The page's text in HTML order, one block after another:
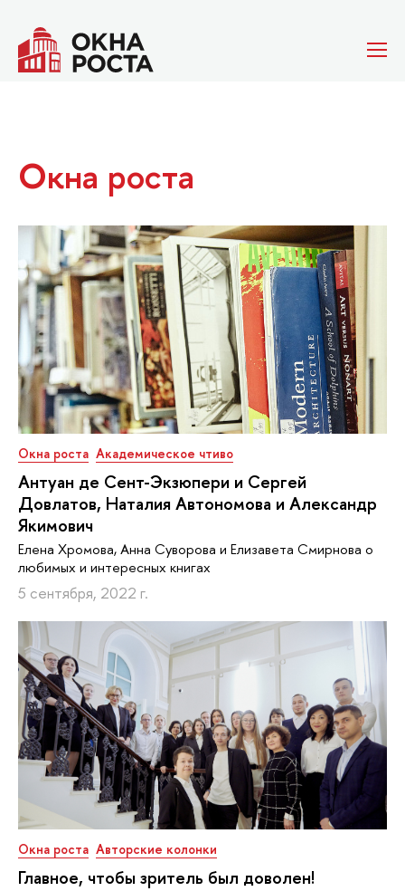
Окна роста
Окна роста Академическое чтиво
Антуан де Сент-Экзюпери и Сергей
Довлатов, Наталия Автономова и Александр
Якимович
Елена Хромова, Анна Суворова и Елизавета Смирнова о
любимых и интересных книгах
5 сентября, 2022 г.
Окна роста Авторские колонки
Главное, чтобы зритель был доволен!